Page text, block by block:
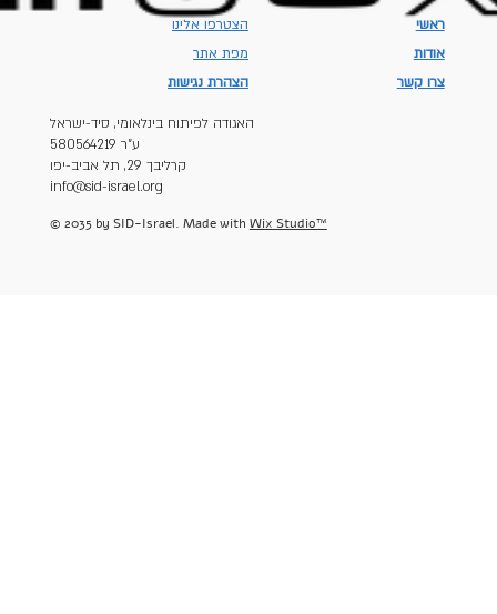
ראשי
הצטרפו אלינו
אודות
מפת אתר
צרו קשר
הצהרת נגישות
האגודה לפיתוח בינלאומי, סיד-ישראל
ע"ר 580564219
קרליבך 29, תל אביב-יפו
info@sid-israel.org
© 2035 by SID-Israel. Made with Wix Studio™